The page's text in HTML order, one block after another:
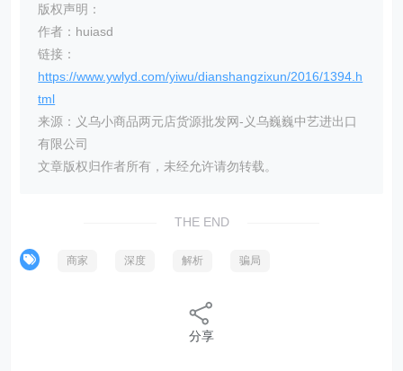
版权声明：
作者：huiasd
链接：
https://www.ywlyd.com/yiwu/dianshangzixun/2016/1394.h
tml
来源：义乌小商品两元店货源批发网-义乌巍巍中艺进出口
有限公司
文章版权归作者所有，未经允许请勿转载。
THE END
商家 深度 解析 骗局
分享